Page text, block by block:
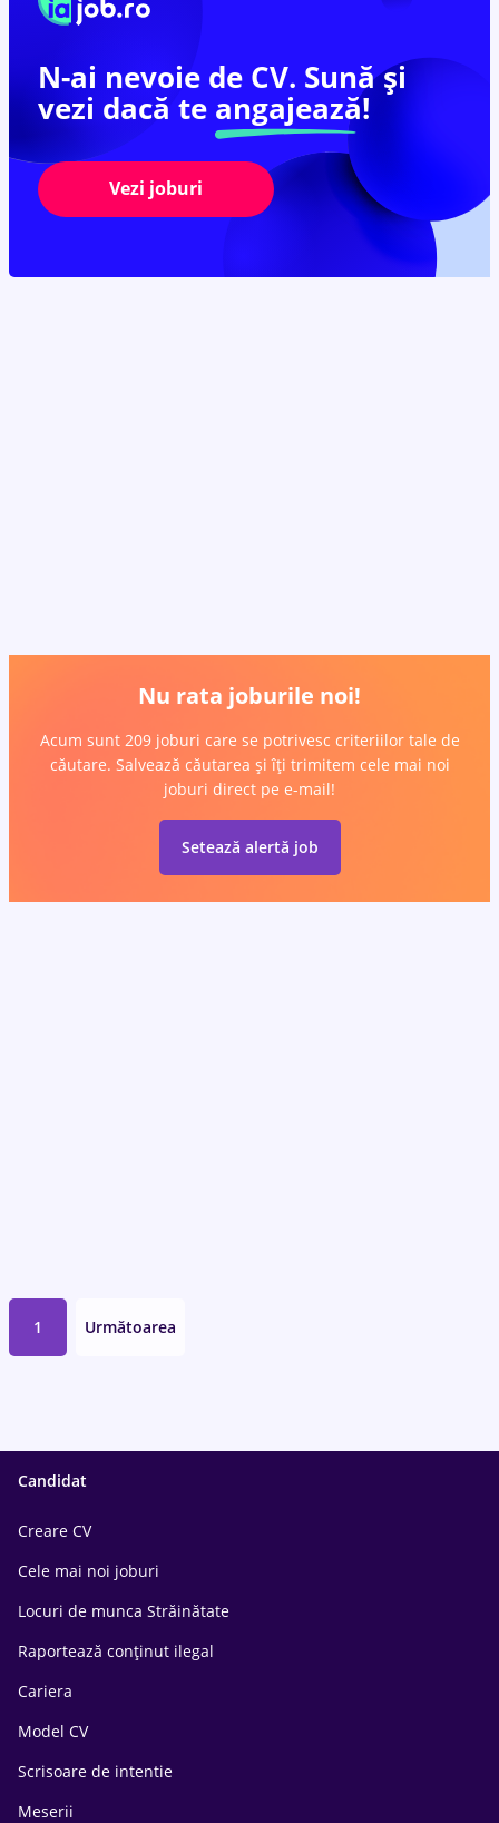
N-ai nevoie de CV. Sună și
vezi dacă te angajează!
Vezi joburi
Nu rata joburile noi!
Acum sunt 209 joburi care se potrivesc criteriilor tale de
căutare. Salvează căutarea și îți trimitem cele mai noi
joburi direct pe e-mail!
Setează alertă job
1 Următoarea
Candidat
Creare CV
Cele mai noi joburi
Locuri de munca Străinătate
Raportează conținut ilegal
Cariera
Model CV
Scrisoare de intentie
Meserii